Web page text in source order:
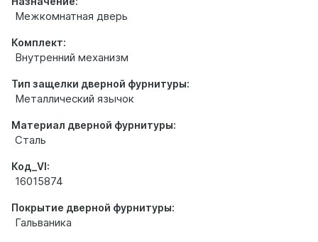
Межкомнатная дверь
Комплект:
Внутренний механизм
Тип защелки дверной фурнитуры:
Металлический язычок
Материал дверной фурнитуры:
Сталь
Код_VI:
16015874
Покрытие дверной фурнитуры:
Гальваника